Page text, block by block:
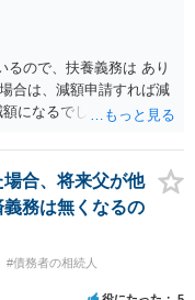
るので、扶養義務は あり
合は、減額申請すれば減
になるでしょう。 ４、
実務は上記のような運用
合、将来父が他
務は無くなるの
#債務者の相続人